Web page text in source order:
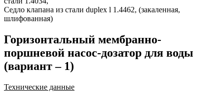
Седло клапана из стали duplex l 1.4462, (закаленная,
шлифованная)
Горизонтальный мембранно-
поршневой насос-дозатор для воды
(вариант – 1)
Технические данные